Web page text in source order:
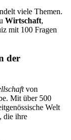
viele Themen.
Wirtschaft,
mit 100 Fragen
der
von
Mit über 500
Welt
die ihre